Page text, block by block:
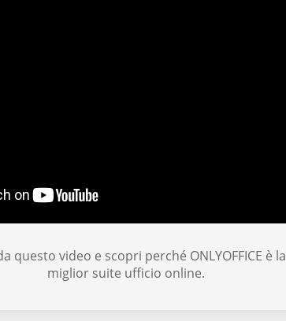
questo video e scopri perché ONLYOFFICE è la
miglior suite ufficio online.